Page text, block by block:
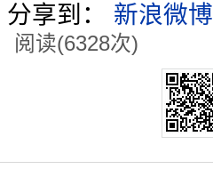
分享到： 新浪微博
阅读(6328次)